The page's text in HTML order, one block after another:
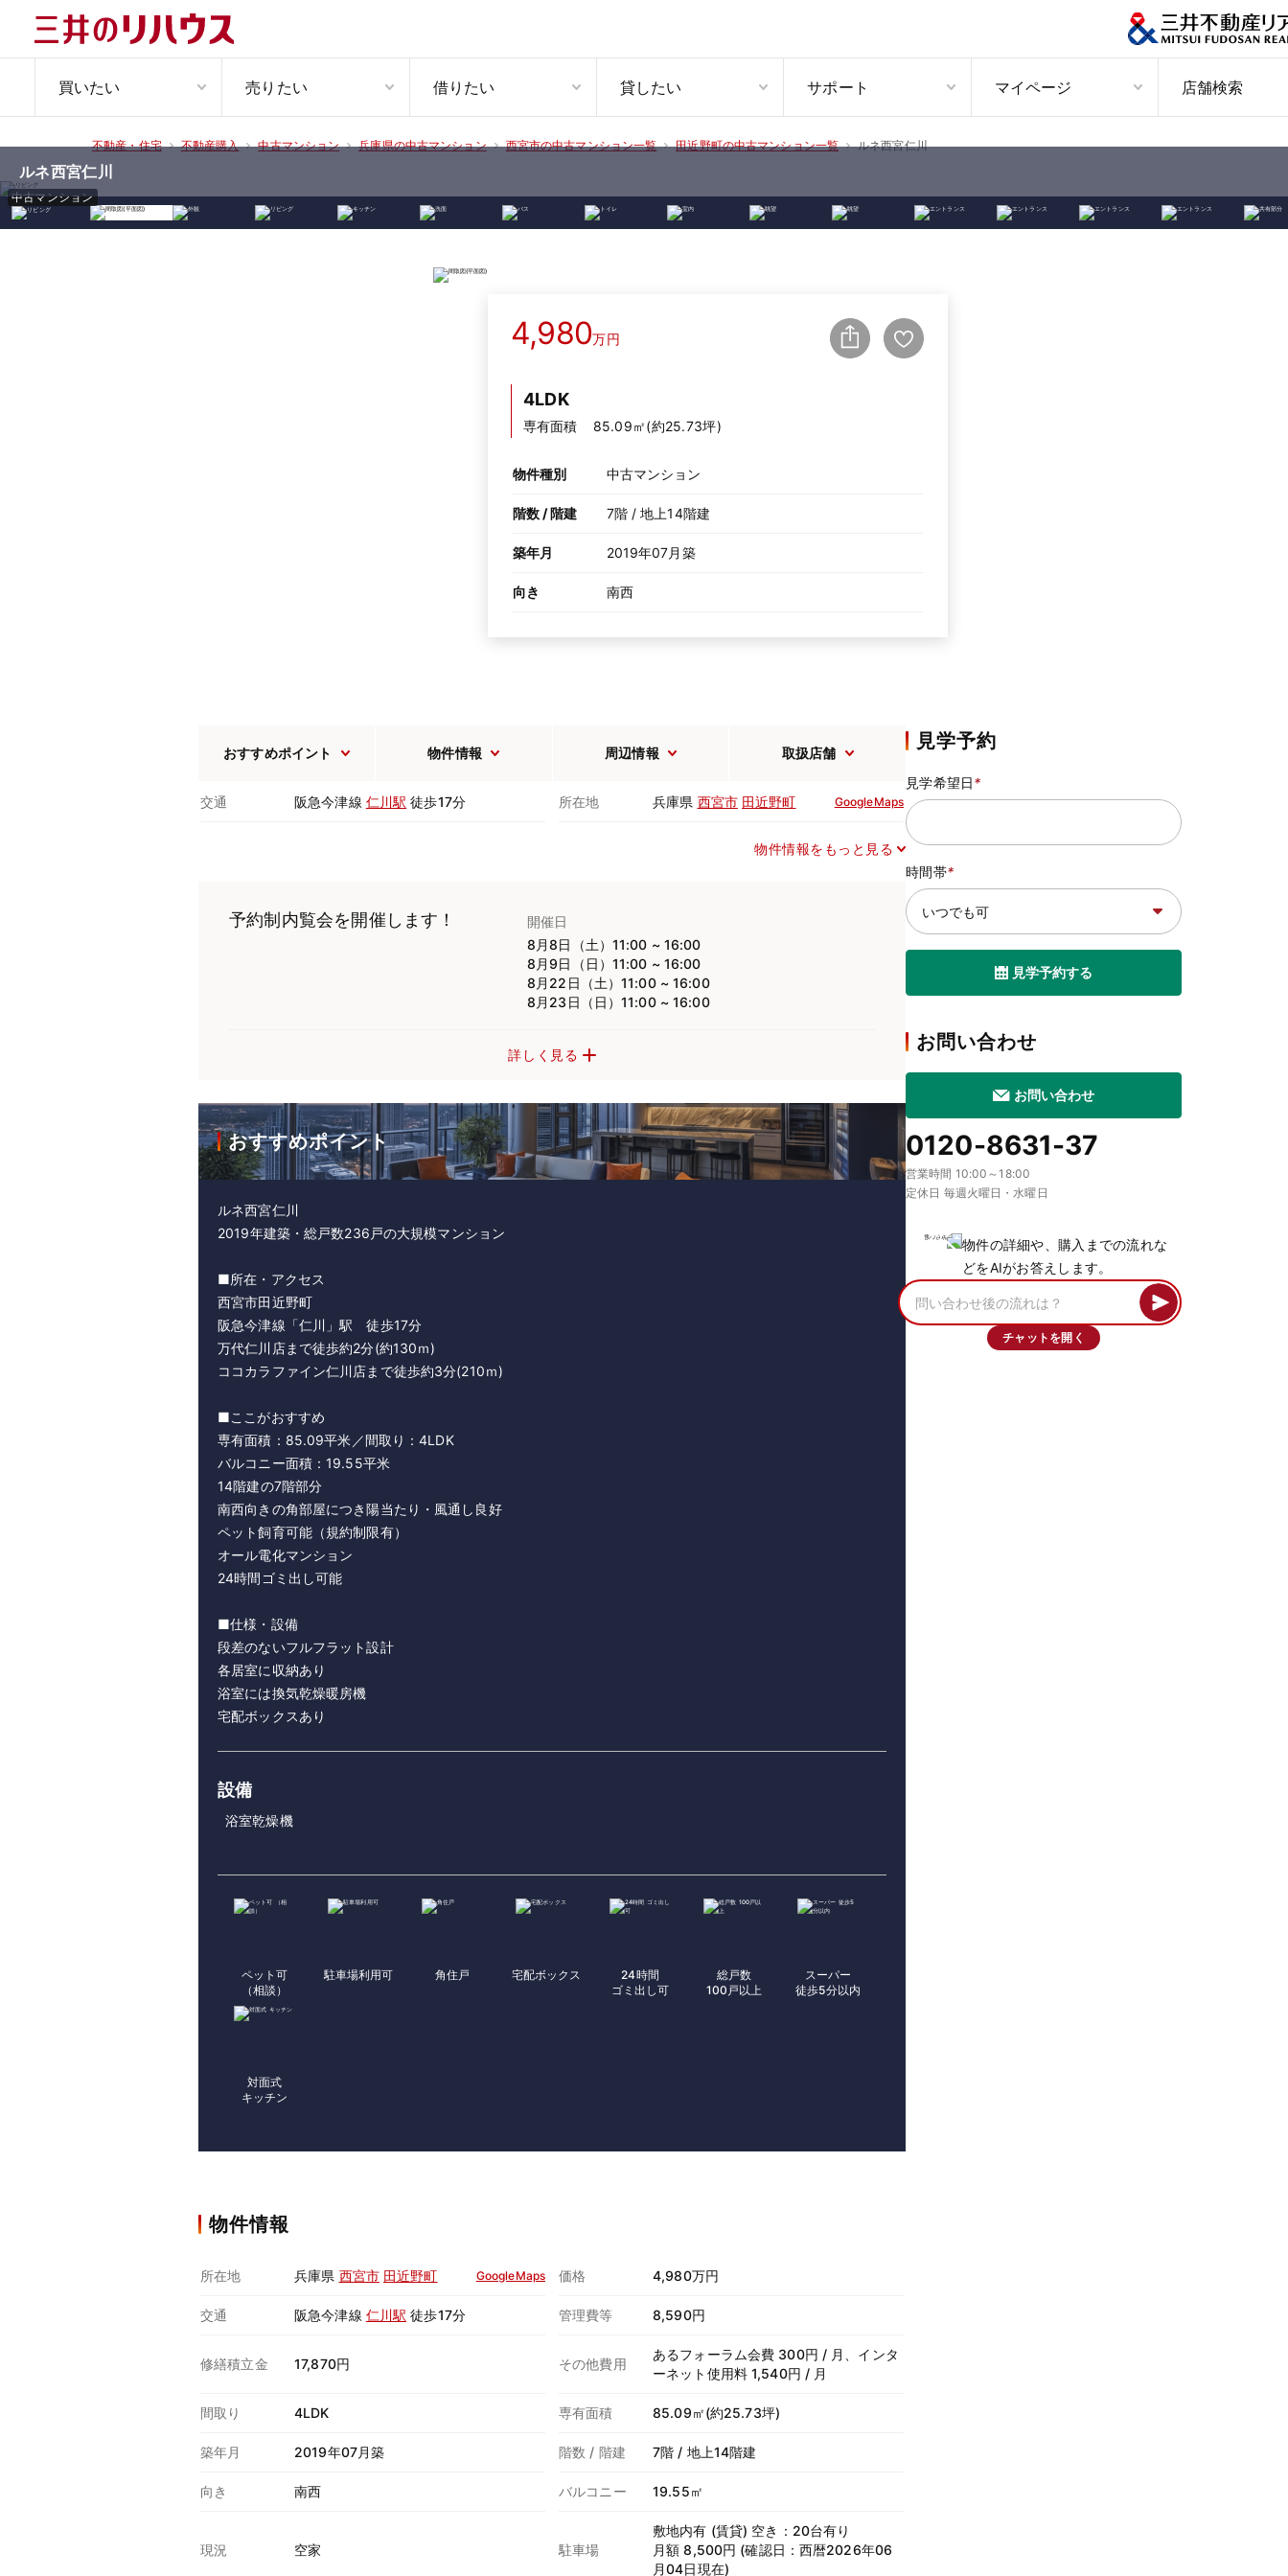
買いたい 売りたい 借りたい 貸したい サポート マイページ 店舗検索
不動産・住宅 不動産購入 中古マンション 兵庫県の中古マンション 西宮市の中古マンション一覧 田近野町の中古マンション一覧 ルネ西宮仁川
中古マンション
ルネ西宮仁川
4,980万円
4LDK
専有面積 85.09㎡(約25.73坪)
物件種別 中古マンション
階数 / 階建 7階 / 地上14階建
築年月 2019年07月築
向き 南西
おすすめポイント 物件情報 周辺情報 取扱店舗
交通 阪急今津線 仁川駅 徒歩17分 所在地 兵庫県 西宮市 田近野町 GoogleMaps
物件情報をもっと見る
予約制内覧会を開催します！
開催日
8月8日（土）11:00 ~ 16:00
8月9日（日）11:00 ~ 16:00
8月22日（土）11:00 ~ 16:00
8月23日（日）11:00 ~ 16:00
詳しく見る
おすすめポイント
ルネ西宮仁川
2019年建築・総戸数236戸の大規模マンション
■所在・アクセス
西宮市田近野町
阪急今津線「仁川」駅 徒歩17分
万代仁川店まで徒歩約2分(約130ｍ)
ココカラファイン仁川店まで徒歩約3分(210ｍ)
■ここがおすすめ
専有面積：85.09平米／間取り：4LDK
バルコニー面積：19.55平米
14階建の7階部分
南西向きの角部屋につき陽当たり・風通し良好
ペット飼育可能（規約制限有）
オール電化マンション
24時間ゴミ出し可能
■仕様・設備
段差のないフルフラット設計
各居室に収納あり
浴室には換気乾燥暖房機
宅配ボックスあり
設備
浴室乾燥機
ペット可
（相談）
駐車場利用可 角住戸 宅配ボックス
24時間
ゴミ出し可
総戸数
100戸以上
スーパー
徒歩5分以内
対面式
キッチン
物件情報
所在地 兵庫県 西宮市 田近野町 GoogleMaps 価格 4,980万円
交通 阪急今津線 仁川駅 徒歩17分 管理費等 8,590円
修繕積立金 17,870円 その他費用
あるフォーラム会費 300円 / 月、インタ
ーネット使用料 1,540円 / 月
間取り 4LDK 専有面積 85.09㎡(約25.73坪)
築年月 2019年07月築 階数 / 階建 7階 / 地上14階建
向き 南西 バルコニー 19.55㎡
現況 空家 駐車場
敷地内有 (賃貸) 空き：20台有り
月額 8,500円 (確認日：西暦2026年06
月04日現在)
見学予約
見学希望日*
時間帯*
見学予約する
お問い合わせ
お問い合わせ
0120-8631-37
営業時間 10:00～18:00
定休日 毎週火曜日・水曜日
物件の詳細や、購入までの流れな
どをAIがお答えします。
チャットを開く